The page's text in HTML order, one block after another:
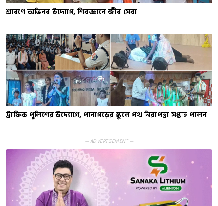
শ্রাবণে অভিনব উদ্যোগ, শিবজ্ঞানে জীব সেবা
ট্রাফিক পুলিশের উদ্যোগে, পানাগড়ের স্কুলে পথ নিরাপত্তা সপ্তাহ পালন
— ADVERTISEMENT —